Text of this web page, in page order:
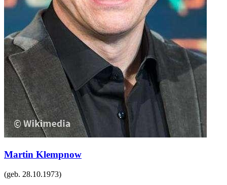
Martin Klempnow
(geb. 28.10.1973)